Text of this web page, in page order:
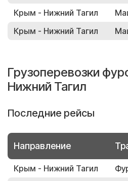
Крым - Нижний Тагил
Крым - Нижний Тагил
Грузоперевозки
Нижний Тагил
Последние рейсы
Направление
Крым - Нижний Тагил